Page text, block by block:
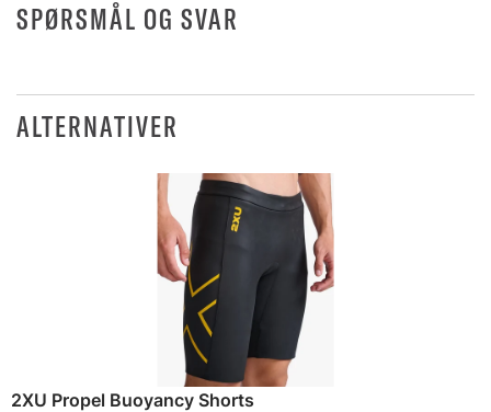
SPØRSMÅL OG SVAR
ALTERNATIVER
2XU Propel Buoyancy Shorts